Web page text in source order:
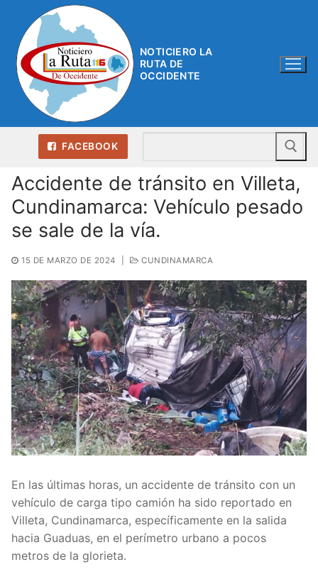
contenido
NOTICIERO LA
RUTA DE
OCCIDENTE
FACEBOOK
Accidente de tránsito en Villeta,
Cundinamarca: Vehículo pesado
se sale de la vía.
15 DE MARZO DE 2024 CUNDINAMARCA
En las últimas horas, un accidente de tránsito con un
vehículo de carga tipo camión ha sido reportado en
Villeta, Cundinamarca, específicamente en la salida
hacia Guaduas, en el perímetro urbano a pocos
metros de la glorieta.